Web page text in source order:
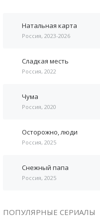
Натальная карта
Россия, 2023-2026
Сладкая месть
Россия, 2022
Чума
Россия, 2020
Осторожно, люди
Россия, 2025
Снежный папа
Россия, 2025
ПОПУЛЯРНЫЕ СЕРИАЛЫ